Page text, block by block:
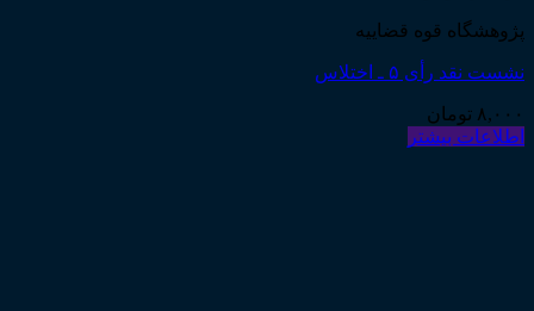
پژوهشگاه قوه قضاییه
نشست نقد رأی ۵ ـ اختلاس
۸,۰۰۰ تومان
اطلاعات بیشتر